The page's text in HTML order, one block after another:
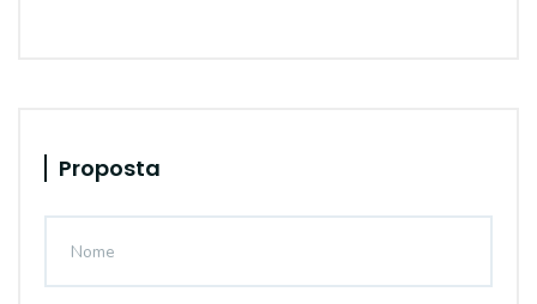
Proposta